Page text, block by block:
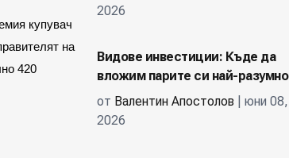
купувач
на
420
2026
Видове инвестиции: Къде да
вложим парите си най-разумно
от Валентин Апостолов | юни 08,
2026